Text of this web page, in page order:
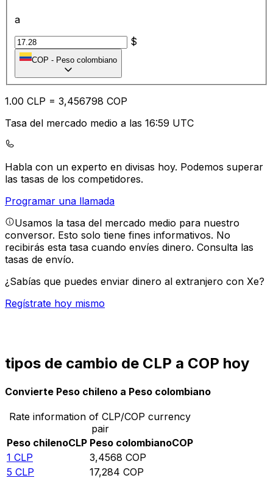
a
$
COP - Peso colombiano
1.00 CLP = 3,456798 COP
Tasa del mercado medio a las 16:59 UTC
Habla con un experto en divisas hoy. Podemos superar
las tasas de los competidores.
Programar una llamada
Usamos la tasa del mercado medio para nuestro
conversor. Esto solo tiene fines informativos. No
recibirás esta tasa cuando envíes dinero. Consulta las
tasas de envío.
¿Sabías que puedes enviar dinero al extranjero con Xe?
Regístrate hoy mismo
tipos de cambio de CLP a COP hoy
Convierte Peso chileno a Peso colombiano
Rate information of CLP/COP currency
pair
Peso chilenoCLP Peso colombianoCOP
1 CLP 3,4568 COP
5 CLP 17,284 COP